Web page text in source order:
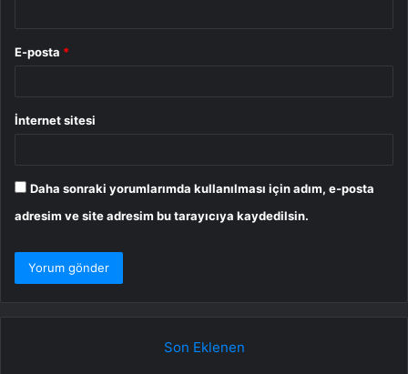
E-posta *
İnternet sitesi
Daha sonraki yorumlarımda kullanılması için adım, e-posta
adresim ve site adresim bu tarayıcıya kaydedilsin.
Son Eklenen